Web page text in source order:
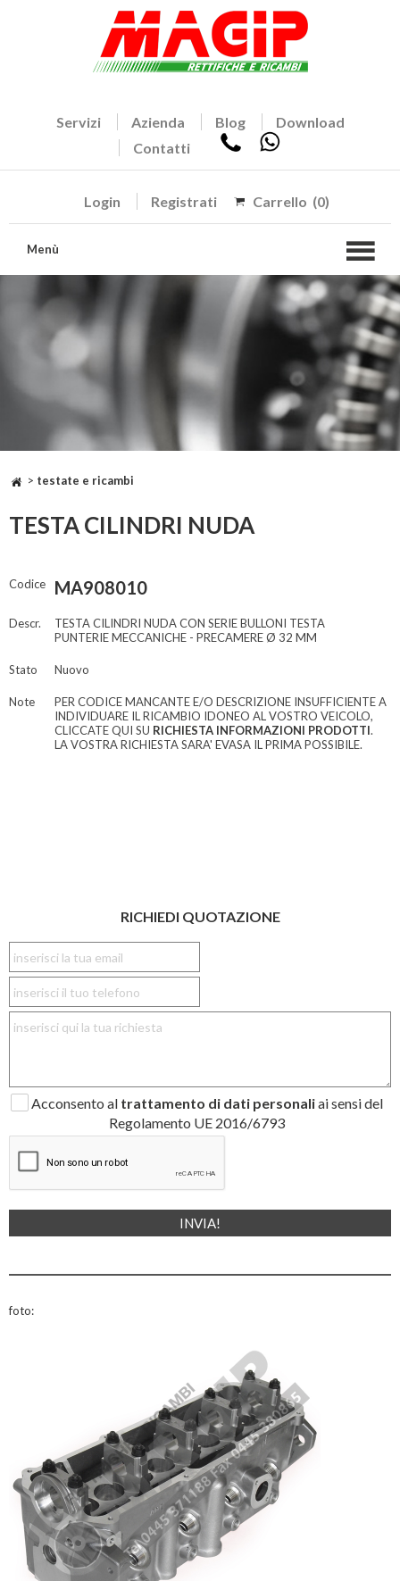
Servizi Azienda Blog
Download
Contatti
Login Registrati Carrello (0)
Menù
> testate e ricambi
TESTA CILINDRI NUDA
Codice MA908010
Descr.
TESTA CILINDRI NUDA CON SERIE BULLONI TESTA
PUNTERIE MECCANICHE - PRECAMERE Ø 32 MM
Stato Nuovo
Note
PER CODICE MANCANTE E/O DESCRIZIONE INSUFFICIENTE A
INDIVIDUARE IL RICAMBIO IDONEO AL VOSTRO VEICOLO,
CLICCATE QUI SU RICHIESTA INFORMAZIONI PRODOTTI.
LA VOSTRA RICHIESTA SARA' EVASA IL PRIMA POSSIBILE.
RICHIEDI QUOTAZIONE
Acconsento al trattamento di dati personaliai sensi del
Regolamento UE 2016/6793
foto: